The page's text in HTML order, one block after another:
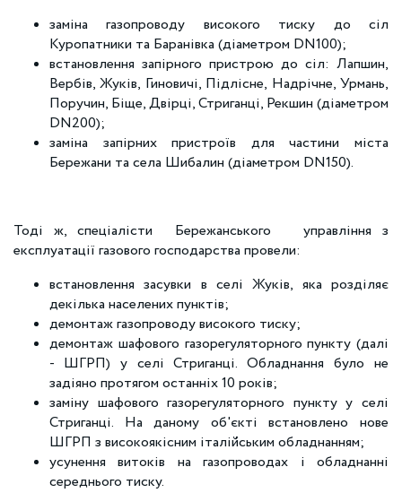
заміна газопроводу високого тиску до сіл
Куропатники та Баранівка (діаметром DN100);
встановлення запірного пристрою до сіл: Лапшин,
Вербів, Жуків, Гиновичі, Підлісне, Надрічне, Урмань,
Поручин, Біще, Двірці, Стриганці, Рекшин (діаметром
DN200);
заміна запірних пристроїв для частини міста
Бережани та села Шибалин (діаметром DN150).
Тоді ж, спеціалісти Бережанського управління з
експлуатації газового господарства провели:
встановлення засувки в селі Жуків, яка розділяє
декілька населених пунктів;
демонтаж газопроводу високого тиску;
демонтаж шафового газорегуляторного пункту (далі
- ШГРП) у селі Стриганці. Обладнання було не
задіяно протягом останніх 10 років;
заміну шафового газорегуляторного пункту у селі
Стриганці. На даному об'єкті встановлено нове
ШГРП з високоякісним італійським обладнанням;
усунення витоків на газопроводах і обладнанні
середнього тиску.